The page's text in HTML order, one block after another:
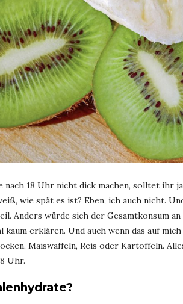
nach 18 Uhr nicht dick machen, solltet ihr
wie spät es ist? Eben, ich auch nicht.
Anders würde sich der Gesamtkonsum
kaum erklären. Und auch wenn das auf
Maiswaffeln, Reis oder Kartoffeln.
Uhr.